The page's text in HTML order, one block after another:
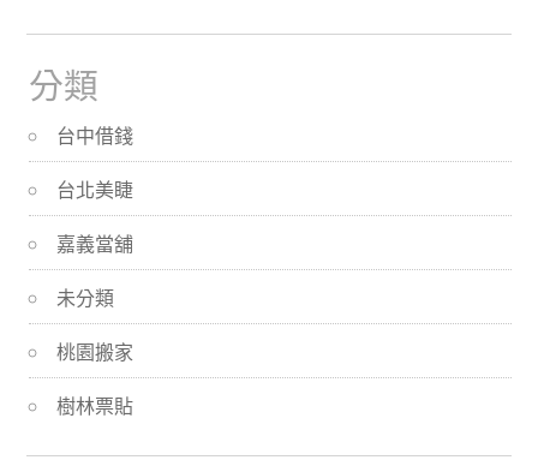
分類
台中借錢
台北美睫
嘉義當舖
未分類
桃園搬家
樹林票貼